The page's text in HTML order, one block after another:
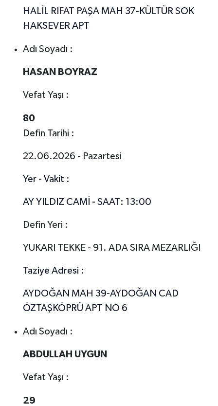
HALİL RIFAT PAŞA MAH 37-KÜLTÜR SOK
HAKSEVER APT
Adı Soyadı :
HASAN BOYRAZ
Vefat Yaşı :
80
Defin Tarihi :
22.06.2026 - Pazartesi
Yer - Vakit :
AY YILDIZ CAMİ - SAAT: 13:00
Defin Yeri :
YUKARI TEKKE - 91. ADA SIRA MEZARLIĞI
Taziye Adresi :
AYDOĞAN MAH 39-AYDOĞAN CAD
ÖZTAŞKÖPRÜ APT NO 6
Adı Soyadı :
ABDULLAH UYGUN
Vefat Yaşı :
29